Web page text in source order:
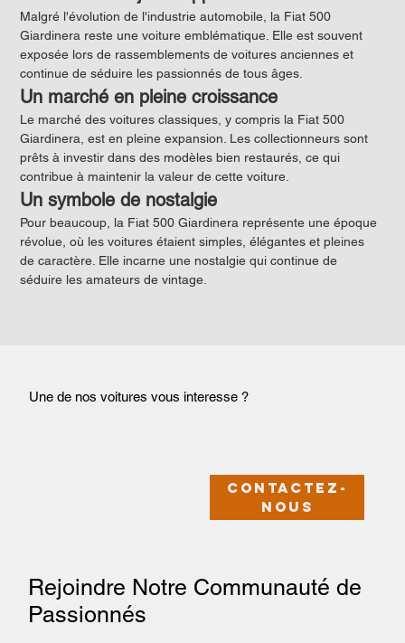
Malgré l'évolution de l'industrie automobile, la Fiat 500
Giardinera reste une voiture emblématique. Elle est souvent
exposée lors de rassemblements de voitures anciennes et
continue de séduire les passionnés de tous âges.
Un marché en pleine croissance
Le marché des voitures classiques, y compris la Fiat 500
Giardinera, est en pleine expansion. Les collectionneurs sont
prêts à investir dans des modèles bien restaurés, ce qui
contribue à maintenir la valeur de cette voiture.
Un symbole de nostalgie
Pour beaucoup, la Fiat 500 Giardinera représente une époque
révolue, où les voitures étaient simples, élégantes et pleines
de caractère. Elle incarne une nostalgie qui continue de
séduire les amateurs de vintage.
Rejoindre Notre Communauté de
Passionnés
Une de nos voitures vous interesse ?
Contactez-
nous